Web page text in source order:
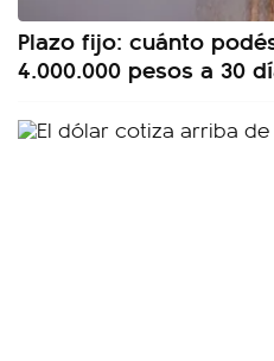
Plazo fijo: cuánto
4.000.000 pesos a 30